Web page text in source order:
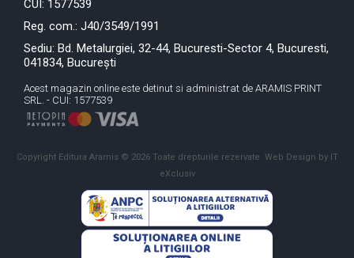
CUI: 1577539
Reg. com.: J40/3549/1991
Sediu: Bd. Metalurgiei, 32-44, Bucuresti-Sector 4, Bucuresti,
041834, București
Acest magazin online este detinut si administrat de ARAMIS PRINT
SRL. - CUI: 1577539
Copyright Editura Aramis © 2026 Toate drepturile rezervate. Web Design by IT
eXclusiv